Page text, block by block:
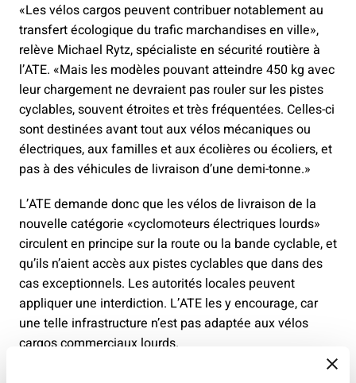
«Les vélos cargos peuvent contribuer notablement au
transfert écologique du trafic marchandises en ville»,
relève Michael Rytz, spécialiste en sécurité routière à
l’ATE. «Mais les modèles pouvant atteindre 450 kg avec
leur chargement ne devraient pas rouler sur les pistes
cyclables, souvent étroites et très fréquentées. Celles-ci
sont destinées avant tout aux vélos mécaniques ou
électriques, aux familles et aux écolières ou écoliers, et
pas à des véhicules de livraison d’une demi-tonne.»
L’ATE demande donc que les vélos de livraison de la
nouvelle catégorie «cyclomoteurs électriques lourds»
circulent en principe sur la route ou la bande cyclable, et
qu’ils n’aient accès aux pistes cyclables que dans des
cas exceptionnels. Les autorités locales peuvent
appliquer une interdiction. L’ATE les y encourage, car
une telle infrastructure n’est pas adaptée aux vélos
cargos commerciaux lourds.